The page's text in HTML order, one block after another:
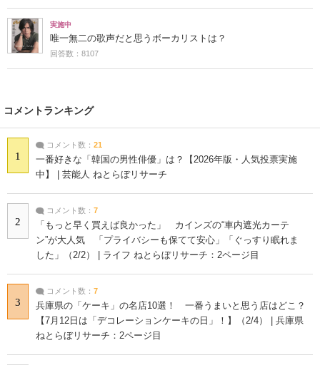
実施中
唯一無二の歌声だと思うボーカリストは？
回答数：8107
コメントランキング
1
コメント数： 21
一番好きな「韓国の男性俳優」は？【2026年版・人気投票実施
中】 | 芸能人 ねとらぼリサーチ
2
コメント数： 7
「もっと早く買えば良かった」 カインズの“車内遮光カーテ
ン”が大人気 「プライバシーも保てて安心」「ぐっすり眠れま
した」（2/2） | ライフ ねとらぼリサーチ：2ページ目
3
コメント数： 7
兵庫県の「ケーキ」の名店10選！ 一番うまいと思う店はどこ？
【7月12日は「デコレーションケーキの日」！】（2/4） | 兵庫県
ねとらぼリサーチ：2ページ目